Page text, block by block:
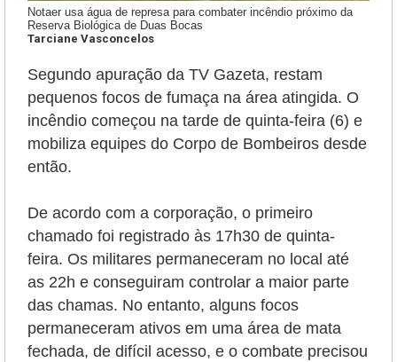
Notaer usa água de represa para combater incêndio próximo da
Reserva Biológica de Duas Bocas
Tarciane Vasconcelos
Segundo apuração da TV Gazeta, restam
pequenos focos de fumaça na área atingida. O
incêndio começou na tarde de quinta-feira (6) e
mobiliza equipes do Corpo de Bombeiros desde
então.
De acordo com a corporação, o primeiro
chamado foi registrado às 17h30 de quinta-
feira. Os militares permaneceram no local até
as 22h e conseguiram controlar a maior parte
das chamas. No entanto, alguns focos
permaneceram ativos em uma área de mata
fechada, de difícil acesso, e o combate precisou